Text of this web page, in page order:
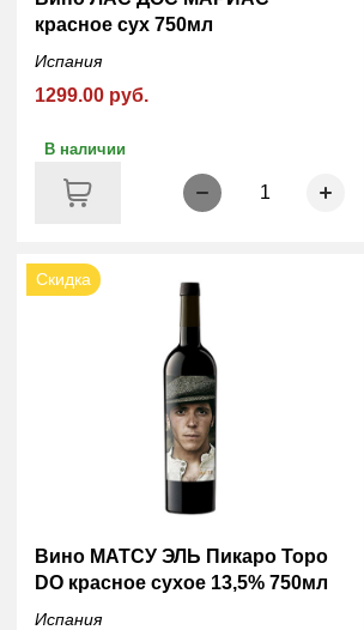
красное сух 750мл
Испания
1299.00 руб.
В наличии
1
Скидка
Вино МАТСУ ЭЛЬ Пикаро Торо
DO красное сухое 13,5% 750мл
Испания